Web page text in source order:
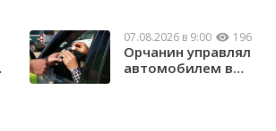
07.08.2026 в 9:00 196
Орчанин управлял
автомобилем в